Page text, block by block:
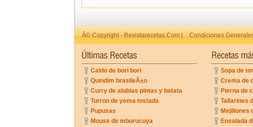
Â© Copyright - Revistarecetas.Com | Condiciones
Caldo de bori bori
Quindim brasileÃ±o
Curry de alubias pintas y batata
Turron de yema tostada
Pupusas
Mouse de mburucuya
Sopa de
Crema de
Pierna de
Tallarines
Mejillones
Ensalada